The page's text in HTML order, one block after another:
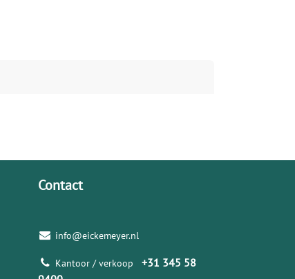
Contact
info@eickemeyer.nl
Kantoor / verkoop +31 345 58